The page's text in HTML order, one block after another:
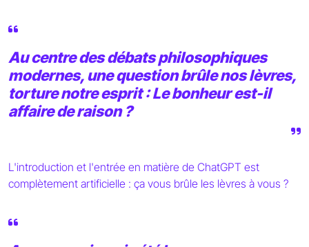
Au centre des débats philosophiques
modernes, une question brûle nos lèvres,
torture notre esprit : Le bonheur est-il
affaire de raison ?
L'introduction et l'entrée en matière de ChatGPT est
complètement artificielle : ça vous brûle les lèvres à vous ?